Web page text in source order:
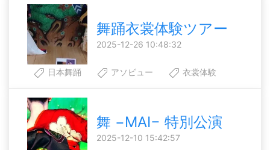
舞踊衣裳体験ツアー
2025-12-26 10:48:32
日本舞踊 アソビュー 衣裳体験
舞 −MAI− 特別公演
2025-12-10 15:42:57